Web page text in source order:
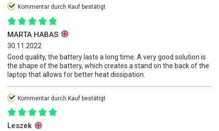
Kommentar durch Kauf bestätigt
MARTA HABAS
30.11.2022
Good quality, the battery lasts a long time. A very good solution is
the shape of the battery, which creates a stand on the back of the
laptop that allows for better heat dissipation.
Kommentar durch Kauf bestätigt
Leszek